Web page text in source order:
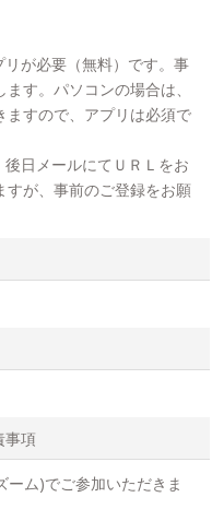
が必要（無料）です。事
す。パソコンの場合は、
ますので、アプリは必須で
日メールにてＵＲＬをお
が、事前のご登録をお願
事項
ム)でご参加いただきま